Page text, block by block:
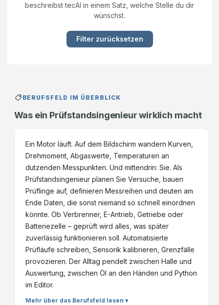
beschreibst tecAI in einem Satz, welche Stelle du dir
wünschst.
Filter zurücksetzen
BERUFSFELD IM ÜBERBLICK
Was ein Prüfstandsingenieur wirklich macht
Ein Motor läuft. Auf dem Bildschirm wandern Kurven,
Drehmoment, Abgaswerte, Temperaturen an
dutzenden Messpunkten. Und mittendrin: Sie. Als
Prüfstandsingenieur planen Sie Versuche, bauen
Prüflinge auf, definieren Messreihen und deuten am
Ende Daten, die sonst niemand so schnell einordnen
könnte. Ob Verbrenner, E-Antrieb, Getriebe oder
Batteriezelle – geprüft wird alles, was später
zuverlässig funktionieren soll. Automatisierte
Prüfläufe schreiben, Sensorik kalibrieren, Grenzfälle
provozieren. Der Alltag pendelt zwischen Halle und
Auswertung, zwischen Öl an den Händen und Python
im Editor.
Mehr über das Berufsfeld lesen ▾